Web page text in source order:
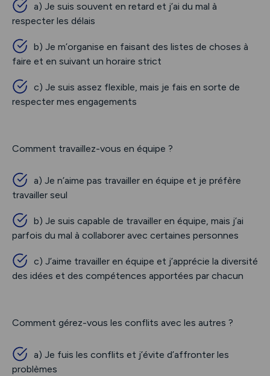
a) Je suis souvent en retard et j’ai du mal à
respecter les délais
b) Je m’organise en faisant des listes de choses à
faire et en suivant un horaire strict
c) Je suis assez flexible, mais je fais en sorte de
respecter mes engagements
Comment travaillez-vous en équipe ?
a) Je n’aime pas travailler en équipe et je préfère
travailler seul
b) Je suis capable de travailler en équipe, mais j’ai
parfois du mal à collaborer avec certaines personnes
c) J’aime travailler en équipe et j’apprécie la diversité
des idées et des compétences apportées par chacun
Comment gérez-vous les conflits avec les autres ?
a) Je fuis les conflits et j’évite d’affronter les
problèmes